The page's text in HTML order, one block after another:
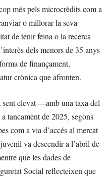
més pels microcrèdits com a
o millorar la seva
de tenir feina o la recerca
dels menors de 35 anys
de finançament,
crònica que afronten.
elevat —amb una taxa del
tancament de 2025, segons
com a via d’accés al mercat
va descendir a l’abril de
que les dades de
Social reflecteixen que